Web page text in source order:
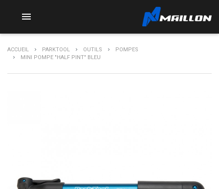

ACCUEIL PARKTOOL OUTILS
POMPES
MINI POMPE "HALF PINT" BLEU